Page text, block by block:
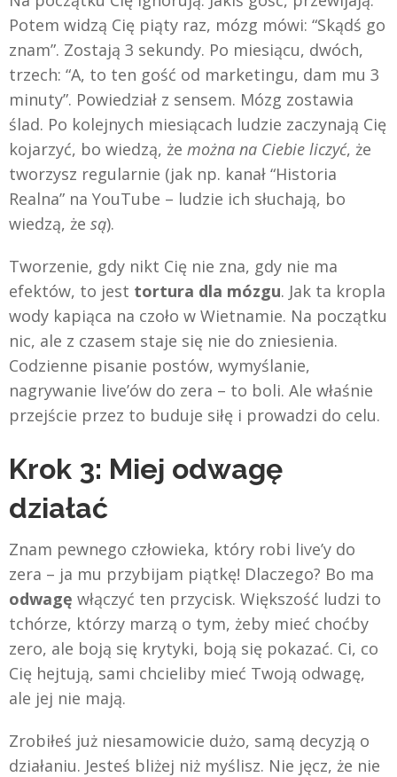
Potem widzą Cię piąty raz, mózg mówi: “Skądś go
znam”. Zostają 3 sekundy. Po miesiącu, dwóch,
trzech: “A, to ten gość od marketingu, dam mu 3
minuty”. Powiedział z sensem. Mózg zostawia
ślad. Po kolejnych miesiącach ludzie zaczynają Cię
kojarzyć, bo wiedzą, że można na Ciebie liczyć, że
tworzysz regularnie (jak np. kanał “Historia
Realna” na YouTube – ludzie ich słuchają, bo
wiedzą, że są).
Tworzenie, gdy nikt Cię nie zna, gdy nie ma
efektów, to jest tortura dla mózgu. Jak ta kropla
wody kapiąca na czoło w Wietnamie. Na początku
nic, ale z czasem staje się nie do zniesienia.
Codzienne pisanie postów, wymyślanie,
nagrywanie live’ów do zera – to boli. Ale właśnie
przejście przez to buduje siłę i prowadzi do celu.
Krok 3: Miej odwagę
działać
Znam pewnego człowieka, który robi live’y do
zera – ja mu przybijam piątkę! Dlaczego? Bo ma
odwagę włączyć ten przycisk. Większość ludzi to
tchórze, którzy marzą o tym, żeby mieć choćby
zero, ale boją się krytyki, boją się pokazać. Ci, co
Cię hejtują, sami chcieliby mieć Twoją odwagę,
ale jej nie mają.
Zrobiłeś już niesamowicie dużo, samą decyzją o
działaniu. Jesteś bliżej niż myślisz. Nie jęcz, że nie